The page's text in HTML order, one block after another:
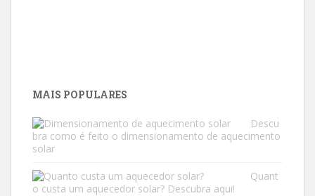
MAIS POPULARES
Descu
bra como é feito o dimensionamento de aquecimento
solar
Quant
o custa um aquecedor solar? Descubra aqui!